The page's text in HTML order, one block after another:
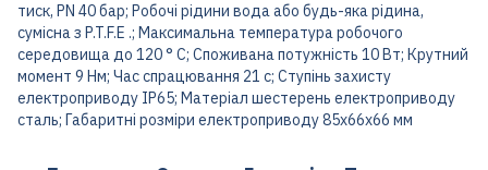
тиск, PN 40 бар; Робочі рідини вода або будь-яка рідина,
сумісна з P.T.F.E .; Максимальна температура робочого
середовища до 120 ° C; Споживана потужність 10 Вт; Крутний
момент 9 Нм; Час спрацювання 21 с; Ступінь захисту
електроприводу IP65; Матеріал шестерень електроприводу
сталь; Габаритні розміри електроприводу 85x66x66 мм